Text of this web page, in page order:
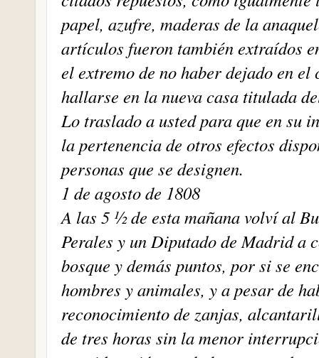
papel, azufre, maderas de la
artículos fueron también extraídos
el extremo de no haber dejado en
hallarse en la nueva casa titulada
Lo traslado a usted para que en su
la pertenencia de otros efectos
personas que se designen.
1 de agosto de 1808
A las 5 ½ de esta mañana volví al
Perales y un Diputado de Madrid a
bosque y demás puntos, por si se
hombres y animales, y a pesar de
reconocimiento de zanjas,
de tres horas sin la menor